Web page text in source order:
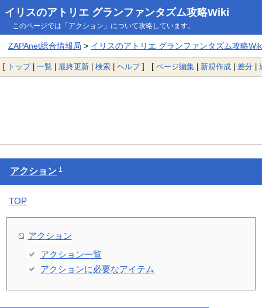
イリスのアトリエ グランファンタズム攻略Wiki
このページでは「アクション」について攻略しています。
ZAPAnet総合情報局 > イリスのアトリエ グランファンタズム攻略
[ トップ| 一覧 | 最終更新 | 検索 | ヘルプ] [ ページ編集 | 新規作成 | 差分 |
アクション †
TOP
アクション
アクション一覧
アクションに必要なアイテム